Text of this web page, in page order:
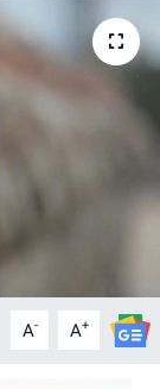
A- A+